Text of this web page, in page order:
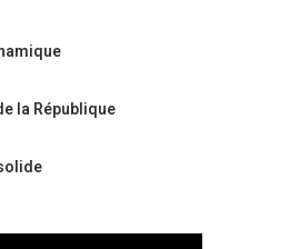
la République